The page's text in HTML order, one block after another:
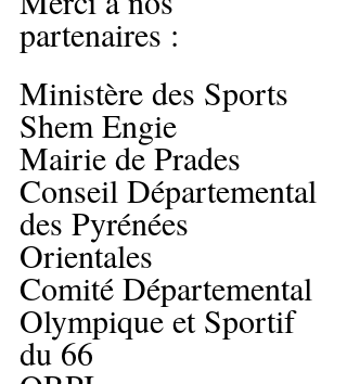
partenaires :
Ministère des Sports
Shem Engie
Mairie de Prades
Conseil Départemental
des Pyrénées
Orientales
Comité Départemental
Olympique et Sportif
du 66